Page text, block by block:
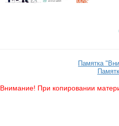
Памятка
Внимание! При копировании